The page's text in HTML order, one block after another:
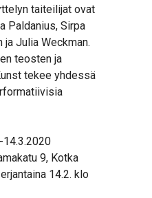
taiteilijat ovat
Paldanius, Sirpa
ja Julia Weckman.
teosten ja
tekee yhdessä
14.3.2020
9, Kotka
14.2. klo